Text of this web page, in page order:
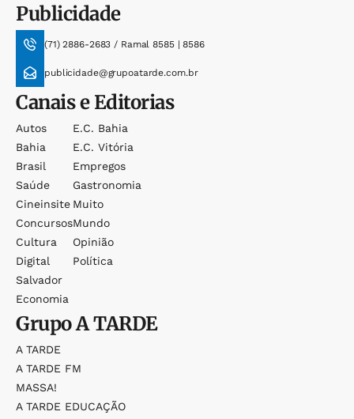
Publicidade
(71) 2886-2683 / Ramal 8585 | 8586
publicidade@grupoatarde.com.br
Canais e Editorias
Autos
Bahia
Brasil
Saúde
Cineinsite
Concursos
Cultura
Digital
Salvador
Economia
E.c. Bahia
E.c. Vitória
Empregos
Gastronomia
Muito
Mundo
Opinião
Política
GrupoA TARDE
A TARDE
A TARDE FM
MASSA!
A TARDE EDUCAÇÃO